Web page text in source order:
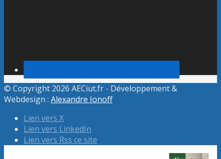
© Copyright 2026 AECiut.fr - Développement &
Webdesign : Alexandre Ionoff
Lien vers X
Lien vers LinkedIn
Lien vers Rss ce site